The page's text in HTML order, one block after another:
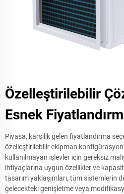
Özelleştirilebilir
Esnek
Piyasa, karşılık gelen fiyatlandırma
özelleştirilebilir ekipman
kullanılmayan işlevler için gereksiz
ihtiyaçlarına uygun özellikler ve
tasarım yaklaşımları, tüm sistemlerin
gelecekteki genişletme veya